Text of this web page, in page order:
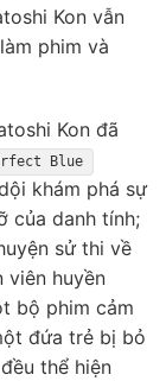
Kon vẫn
phim và
Kon đã
Blue
khám phá sự
của danh tính;
sử thi về
viên huyền
bộ phim cảm
đứa trẻ bị bỏ
thể hiện